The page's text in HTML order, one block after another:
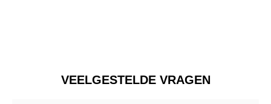
VEELGESTELDE VRAGEN